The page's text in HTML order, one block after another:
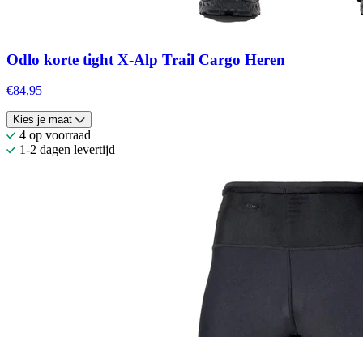
Odlo korte tight X-Alp Trail Cargo Heren
€84,95
Kies je maat
4 op voorraad
1-2 dagen levertijd